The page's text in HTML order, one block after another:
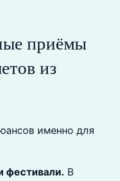
приёмы
из
именно для
фестивали. В